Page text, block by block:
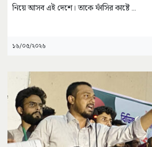
নিয়ে আসব এই দেশে। তাকে ফাঁসির কাষ্টে...
১৬/০৫/২০২৬